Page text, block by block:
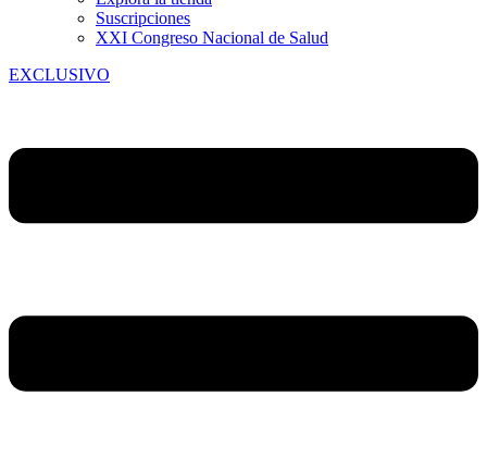
Suscripciones
XXI Congreso Nacional de Salud
EXCLUSIVO